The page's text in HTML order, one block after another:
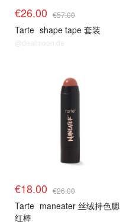
€26.00 €57.00
Tarte shape tape 套装
@dealmoon.de
€18.00 €26.00
Tarte maneater 丝绒持色腮
红棒